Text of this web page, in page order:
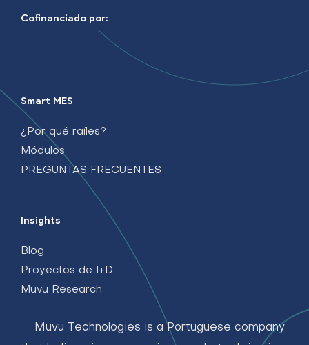
Cofinanciado por:
Smart MES
¿Por qué raíles?
Módulos
PREGUNTAS FRECUENTES
Insights
Blog
Proyectos de I+D
Muvu Research
Muvu Technologies is a Portuguese company